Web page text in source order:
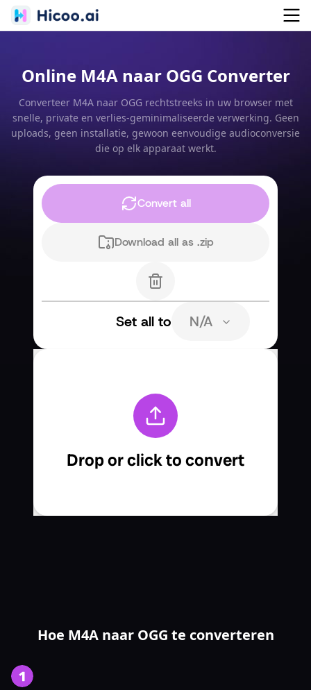
Online M4A naar OGG Converter
Converteer M4A naar OGG rechtstreeks in uw browser met
snelle, private en verlies-geminimaliseerde verwerking. Geen
uploads, geen installatie, gewoon eenvoudige audioconversie
die op elk apparaat werkt.
Hoe M4A naar OGG te converteren